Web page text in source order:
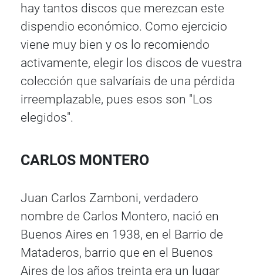
hay tantos discos que merezcan este
dispendio económico. Como ejercicio
viene muy bien y os lo recomiendo
activamente, elegir los discos de vuestra
colección que salvaríais de una pérdida
irreemplazable, pues esos son "Los
elegidos".
CARLOS MONTERO
Juan Carlos Zamboni, verdadero
nombre de Carlos Montero, nació en
Buenos Aires en 1938, en el Barrio de
Mataderos, barrio que en el Buenos
Aires de los años treinta era un lugar